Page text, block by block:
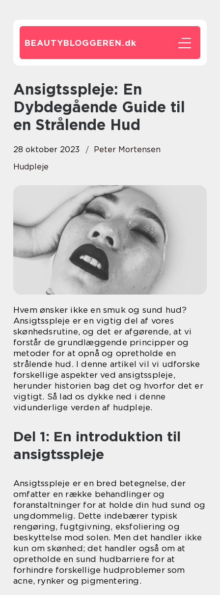
BEAUTYBLOGGEREN.dk
Ansigtsspleje: En
Dybdegående Guide til
en Strålende Hud
28 oktober 2023
Peter Mortensen
Hudpleje
Hvem ønsker ikke en smuk og sund hud?
Ansigtsspleje er en vigtig del af vores
skønhedsrutine, og det er afgørende, at vi
forstår de grundlæggende principper og
metoder for at opnå og opretholde en
strålende hud. I denne artikel vil vi udforske
forskellige aspekter ved ansigtsspleje,
herunder historien bag det og hvorfor det er
vigtigt. Så lad os dykke ned i denne
vidunderlige verden af hudpleje.
Del 1: En introduktion til
ansigtsspleje
Ansigtsspleje er en bred betegnelse, der
omfatter en række behandlinger og
foranstaltninger for at holde din hud sund og
ungdommelig. Dette indebærer typisk
rengøring, fugtgivning, eksfoliering og
beskyttelse mod solen. Men det handler ikke
kun om skønhed; det handler også om at
opretholde en sund hudbarriere for at
forhindre forskellige hudproblemer som
acne, rynker og pigmentering.